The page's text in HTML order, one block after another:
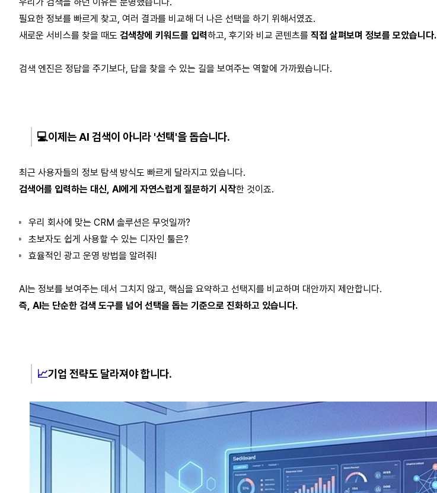
우리가 검색을 하던 이유는 분명했습니다.
필요한 정보를 빠르게 찾고, 여러 결과를 비교해 더 나은 선택을 하기 위해서였죠.
새로운 서비스를 찾을 때도 검색창에 키워드를 입력하고, 후기와 비교 콘텐츠를 직접 살펴보며 정보를 모았습니다.
검색 엔진은 정답을 주기보다, 답을 찾을 수 있는 길을 보여주는 역할에 가까웠습니다.
💻이제는 AI 검색이 아니라 '선택'을 돕습니다.
최근 사용자들의 정보 탐색 방식도 빠르게 달라지고 있습니다.
검색어를 입력하는 대신, AI에게 자연스럽게 질문하기 시작한 것이죠.
우리 회사에 맞는 CRM 솔루션은 무엇일까?
초보자도 쉽게 사용할 수 있는 디자인 툴은?
효율적인 광고 운영 방법을 알려줘!
AI는 정보를 보여주는 데서 그치지 않고, 핵심을 요약하고 선택지를 비교하며 대안까지 제안합니다.
즉, AI는 단순한 검색 도구를 넘어 선택을 돕는 기준으로 진화하고 있습니다.
📈기업 전략도 달라져야 합니다.